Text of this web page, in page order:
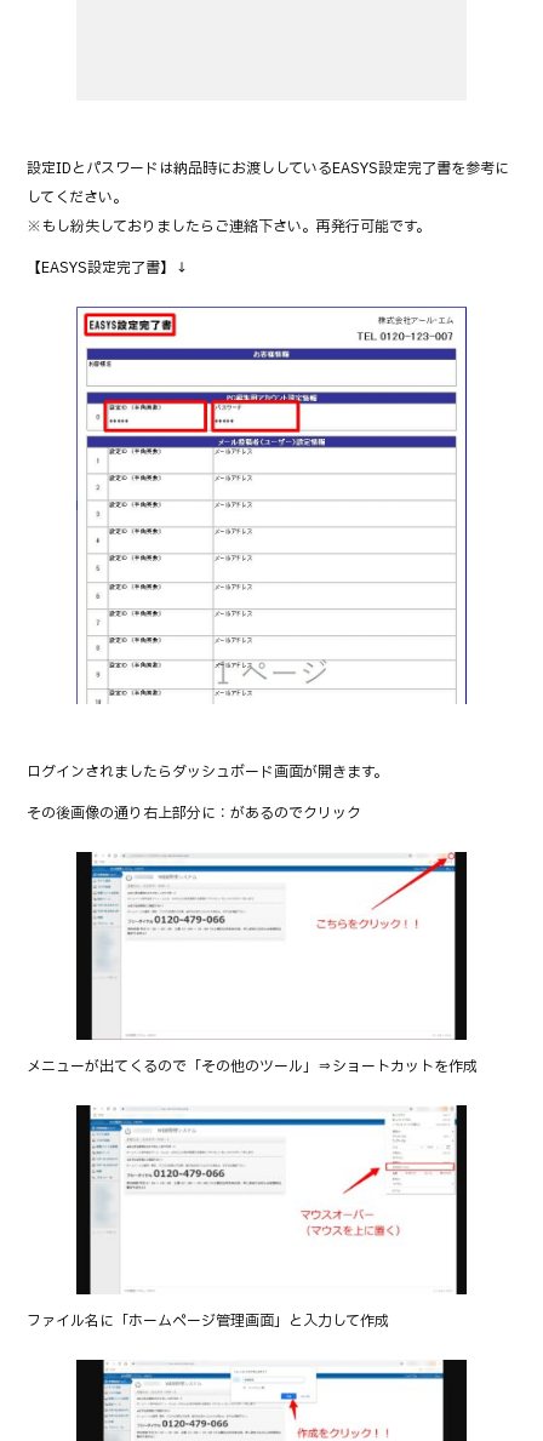
設定IDとパスワードは納品時にお渡ししているEASYS設定完了書を参考に
してください。
※もし紛失しておりましたらご連絡下さい。再発行可能です。
【EASYS設定完了書】↓
ログインされましたらダッシュボード画面が開きます。
その後画像の通り右上部分に：があるのでクリック
メニューが出てくるので「その他のツール」⇒ショートカットを作成
ファイル名に「ホームページ管理画面」と入力して作成